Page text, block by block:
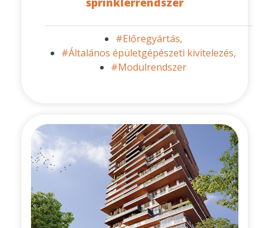
#Előregyártás,
#Általános épületgépészeti kivitelezés,
#Modulrendszer